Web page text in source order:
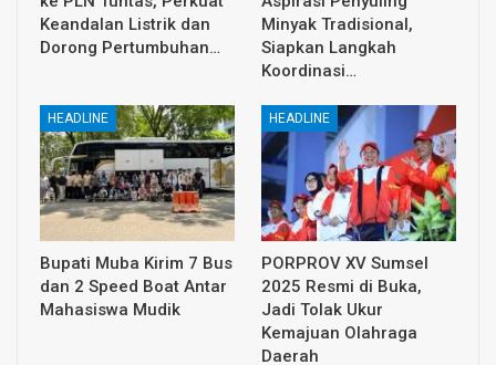
Keandalan Listrik dan
Dorong Pertumbuhan…
Minyak Tradisional,
Siapkan Langkah
Koordinasi…
HEADLINE
Bupati Muba Kirim 7 Bus
dan 2 Speed Boat Antar
Mahasiswa Mudik
HEADLINE
PORPROV XV Sumsel
2025 Resmi di Buka,
Jadi Tolak Ukur
Kemajuan Olahraga
Daerah